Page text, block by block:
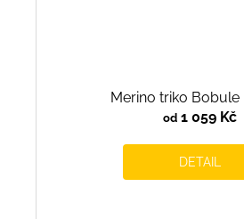
Merino triko Bobule
od1 059 Kč
DETAIL